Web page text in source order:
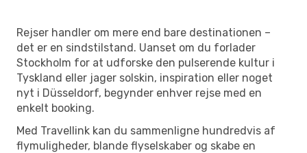
Rejser handler om mere end bare destinationen –
det er en sindstilstand. Uanset om du forlader
Stockholm for at udforske den pulserende kultur i
Tyskland eller jager solskin, inspiration eller noget
nyt i Düsseldorf, begynder enhver rejse med en
enkelt booking.
Med Travellink kan du sammenligne hundredvis af
flymuligheder, blande flyselskaber og skabe en